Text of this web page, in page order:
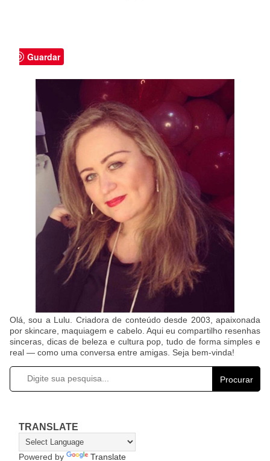
Guardar
Olá, sou a Lulu. Criadora de conteúdo desde 2003, apaixonada
por skincare, maquiagem e cabelo. Aqui eu compartilho resenhas
sinceras, dicas de beleza e cultura pop, tudo de forma simples e
real — como uma conversa entre amigas. Seja bem-vinda!
Procurar
TRANSLATE
Powered by Translate